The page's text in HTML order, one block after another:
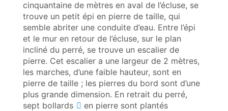
cinquantaine de mètres en aval de l’écluse, se
trouve un petit épi en pierre de taille, qui
semble abriter une conduite d’eau. Entre l’épi
et le mur en retour de l’écluse, sur le plan
incliné du perré, se trouve un escalier de
pierre. Cet escalier a une largeur de 2 mètres,
les marches, d’une faible hauteur, sont en
pierre de taille ; les pierres du bord sont d’une
plus grande dimension. En retrait du perré,
sept bollards
en pierre sont plantés